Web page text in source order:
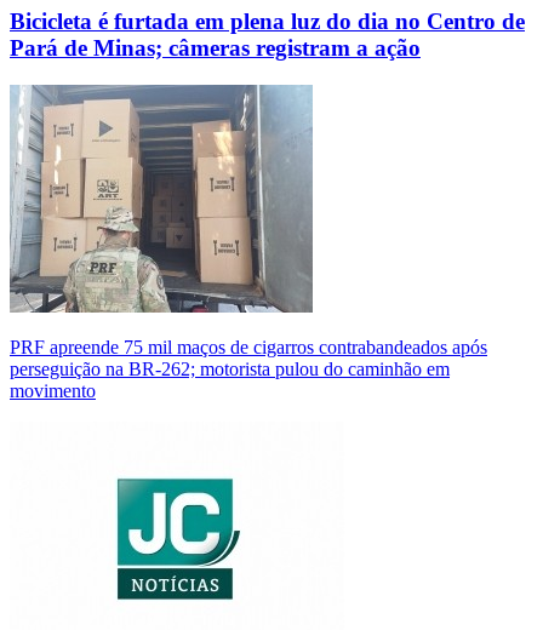
Bicicleta é furtada em plena luz do dia no Centro de
Pará de Minas; câmeras registram a ação
PRF apreende 75 mil maços de cigarros contrabandeados após
perseguição na BR-262; motorista pulou do caminhão em
movimento